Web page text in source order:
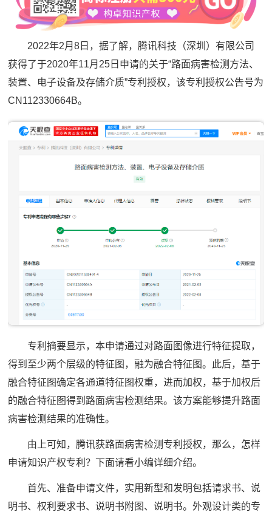
2022年2月8日，据了解，腾讯科技（深圳）有限公司
获得了于2020年11月25日申请的关于“路面病害检测方法、
装置、电子设备及存储介质”专利授权，该专利授权公告号为
CN112330664B。
专利摘要显示，本申请通过对路面图像进行特征提取，
得到至少两个层级的特征图，融为融合特征图。此后，基于
融合特征图确定各通道特征图权重，进而加权，基于加权后
的融合特征图得到路面病害检测结果。该方案能够提升路面
病害检测结果的准确性。
由上可知，腾讯获路面病害检测专利授权，那么，怎样
申请知识产权专利？下面请看小编详细介绍。
首先、准备申请文件，实用新型和发明包括请求书、说
明书、权利要求书、说明书附图、说明书。外观设计类的专